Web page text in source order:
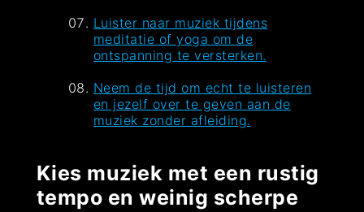
Luister naar muziek tijdens
meditatie of yoga om de
ontspanning te versterken.
Neem de tijd om echt te luisteren
en jezelf over te geven aan de
muziek zonder afleiding.
Kies muziek met een rustig
tempo en weinig scherpe